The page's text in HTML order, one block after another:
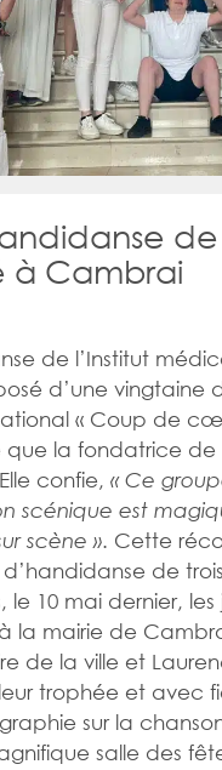
de
à Cambrai
de l’Institut
d’une vingtaine
« Coup de
que la fondatrice
confie, « Ce
scénique est
scène ». Cette
de
le 10 mai dernier,
la mairie de
de la ville et
trophée et avec
sur la
salle des